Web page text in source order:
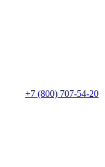
+7 (800) 707-54-20